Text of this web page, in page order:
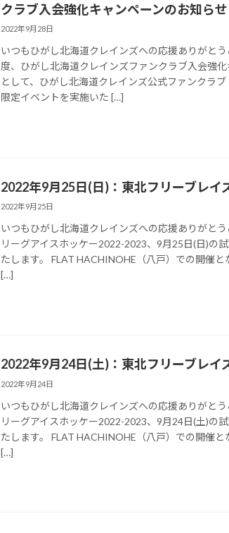
クラブ入会強化キャンペーンのお知らせ
2022年9月28日
いつもひがし北海道クレインズへの応援ありがとう
度、ひがし北海道クレインズファンクラブ入会強
として、ひがし北海道クレインズ公式ファンクラ
限定イベントを実施いた […]
2022年9月25日(日)：東北フリーブレイ
2022年9月25日
いつもひがし北海道クレインズへの応援ありがと
リーグアイスホッケー2022-2023、9月25日(日)の
たします。 FLAT HACHINOHE（八戸）での開催と
[…]
2022年9月24日(土)：東北フリーブレイ
2022年9月24日
いつもひがし北海道クレインズへの応援ありがと
リーグアイスホッケー2022-2023、9月24日(土)の
たします。 FLAT HACHINOHE（八戸）での開催と
[…]